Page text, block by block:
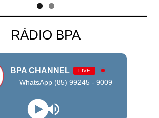
RÁDIO BPA
BPA CHANNEL LIVE
WhatsApp (85) 99245 - 9009